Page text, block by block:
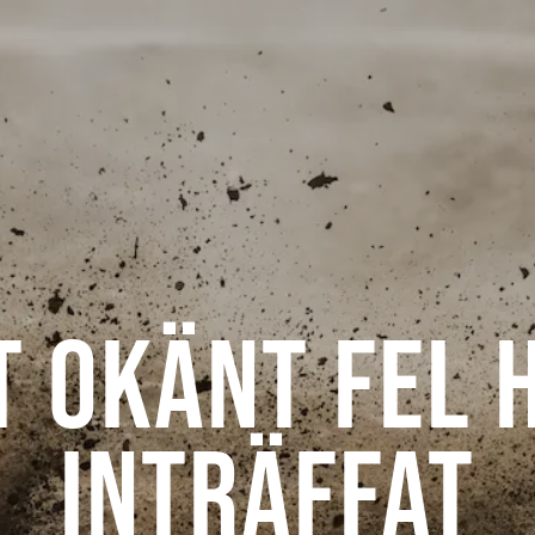
okänt fel
inträffat